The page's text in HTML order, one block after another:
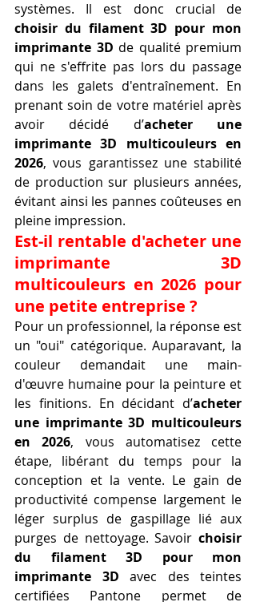
choisir du filament 3D pour mon
imprimante 3D de qualité premium
qui ne s'effrite pas lors du passage
dans les galets d'entraînement. En
prenant soin de votre matériel après
avoir décidé d’acheter une
imprimante 3D multicouleurs en
2026, vous garantissez une stabilité
de production sur plusieurs années,
évitant ainsi les pannes coûteuses en
pleine impression.
Est-il rentable d'acheter une
imprimante 3D
multicouleurs en 2026 pour
une petite entreprise ?
Pour un professionnel, la réponse est
un "oui" catégorique. Auparavant, la
couleur demandait une main-
d'œuvre humaine pour la peinture et
les finitions. En décidant d’acheter
une imprimante 3D multicouleurs
en 2026, vous automatisez cette
étape, libérant du temps pour la
conception et la vente. Le gain de
productivité compense largement le
léger surplus de gaspillage lié aux
purges de nettoyage. Savoir choisir
du filament 3D pour mon
imprimante 3D avec des teintes
certifiées Pantone permet de